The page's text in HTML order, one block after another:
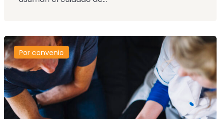
Por convenio